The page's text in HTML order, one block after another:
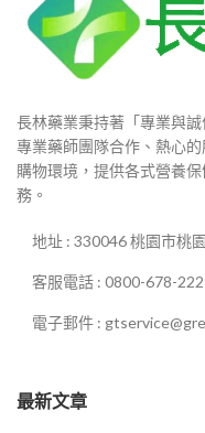
長林藥業秉持著「專業與
專業藥師團隊合作、熱心
購物環境，提供各式營養
務。
地址 : 330046 桃園市桃
客服電話 : 0800-678-
電子郵件 :
最新文章